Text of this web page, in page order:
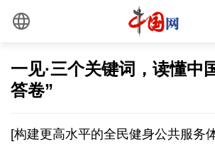
一见·三个关键词，读懂中
答卷”
[构建更高水平的全民健身公共服务